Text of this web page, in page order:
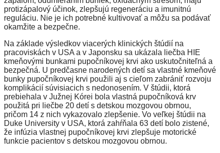
protizápalový účinok, zlepšujú regeneráciu a imunitnú
reguláciu. Nie je ich potrebné kultivovať a môžu sa podávať
okamžite a bezpečne.
Na základe výsledkov viacerých klinických štúdií na
pracoviskách v USA a v Japonsku sa ukázala liečba HIE
kmeňovými bunkami pupočníkovej krvi ako uskutočniteľná a
bezpečná. U predčasne narodených detí sa vlastné kmeňové
bunky pupočníkovej krvi použili aj s cieľom zabrániť rozvoju
komplikácií súvisiacich s nedonosením. V štúdii, ktorá
prebiehala v Južnej Kórei bola vlastná pupočníková krv
použitá pri liečbe 20 detí s detskou mozgovou obrnou,
pričom 14 z nich vykazovalo zlepšenie. Vo veľkej štúdii na
Duke University v USA, ktorá zahŕňala 63 detí bolo zistené,
že infúzia vlastnej pupočníkovej krvi zlepšuje motorické
funkcie pacientov s detskou mozgovou obrnou.